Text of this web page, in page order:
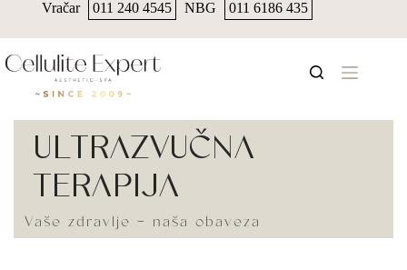
Vračar 011 240 4545 NBG 011 6186 435
ULTRAZVUČNA
TERAPIJA
Vaše zdravlje - naša obaveza